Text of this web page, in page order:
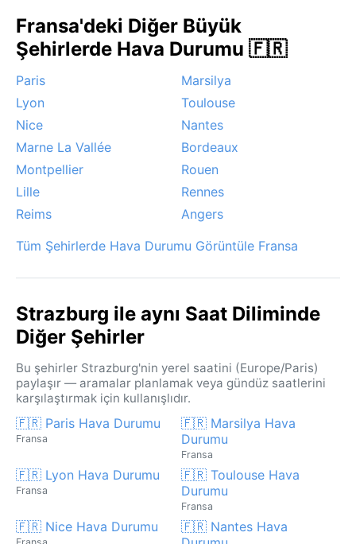
ayında kent büyüleyici olsa da hava oldukça soğuktur.
Strazburg’un kendine özgü meteorolojik olayı, özellikle
sonbahar ve kış başında Ren Vadisi boyunca çöken
yoğun sistir. Bu sis bazen gün ortasına kadar
dağılmaz, şehrin gotik silüetini hayali bir perdeyle
sarar. Yaz aylarında ani sağanak yağışlar ve gök
gürültülü fırtınalar görülebilir, ama genelde kısa sürer.
bir güzellik sunar.
Fransa'deki Diğer Büyük
Şehirlerde Hava Durumu 🇫🇷
Paris
Marsilya
Lyon
Toulouse
Nice
Nantes
Marne La Vallée
Bordeaux
Montpellier
Rouen
Lille
Rennes
Reims
Angers
Tüm Şehirlerde Hava Durumu Görüntüle Fransa
Strazburg ile aynı Saat Diliminde
Diğer Şehirler
Bu şehirler Strazburg'nin yerel saatini (Europe/Paris)
paylaşır — aramalar planlamak veya gündüz saatlerini
karşılaştırmak için kullanışlıdır.
🇫🇷 Paris Hava Durumu
Fransa
🇫🇷 Marsilya Hava
Durumu
Fransa
🇫🇷 Lyon Hava Durumu
Fransa
🇫🇷 Toulouse Hava
Durumu
Fransa
🇫🇷 Nice Hava Durumu
🇫🇷 Nantes Hava